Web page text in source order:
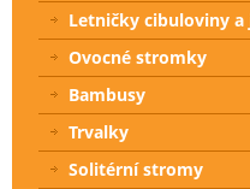
Letničky cibuloviny a
Ovocné stromky
Bambusy
Trvalky
Solitérní stromy